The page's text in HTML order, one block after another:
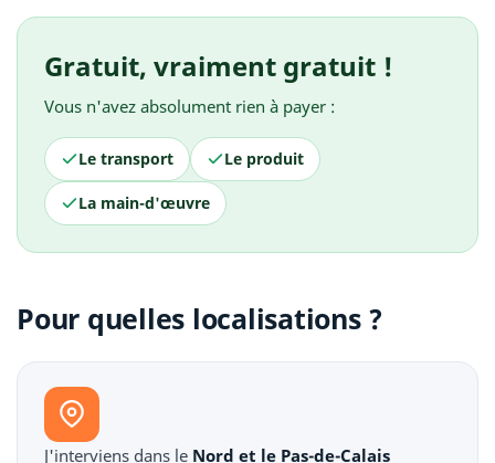
Gratuit, vraiment gratuit !
Vous n'avez absolument rien à payer :
Le transport Le produit
La main-d'œuvre
Pour quelles localisations ?
J'interviens dans le Nord et le Pas-de-Calais